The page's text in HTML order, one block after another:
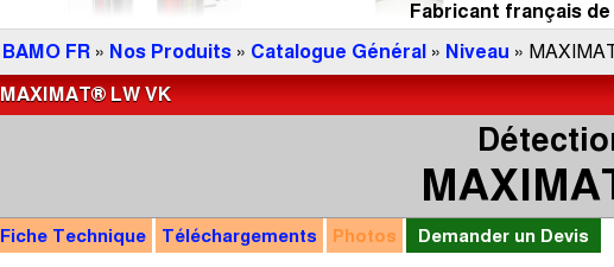
Fabricant français
BAMO FR » Nos Produits » Catalogue Général » Niveau »
MAXIMAT® LW VK
Fiche Technique Téléchargements Photos Demander un Devis